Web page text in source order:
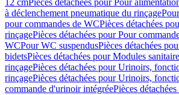
12 cmPièces détachées pour Pour
à déclenchement pneumatique du rinçage
pour commandes de WCPièces détachées
rinçagePièces détachées pour Pour
WCPour WC suspendusPièces détachées
bidetsPièces détachées pour Modules
rinçagePièces détachées pour Urinoirs,
rinçagePièces détachées pour Urinoirs,
commande d'urinoir intégréePièces